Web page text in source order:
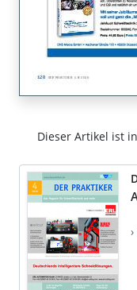
Dieser Artikel ist